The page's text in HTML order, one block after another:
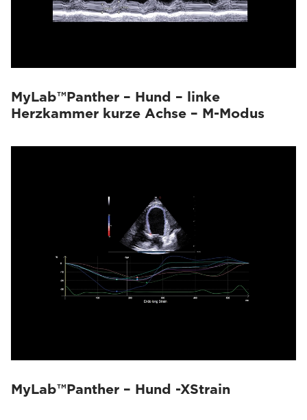
MyLab™Panther – Hund – linke
Herzkammer kurze Achse – M-Modus
MyLab™Panther – Hund -XStrain